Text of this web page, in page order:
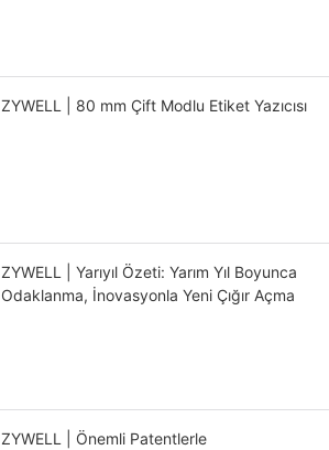
ZYWELL | 80 mm Çift Modlu Etiket Yazıcısı
ZYWELL | Yarıyıl Özeti: Yarım Yıl Boyunca
Odaklanma, İnovasyonla Yeni Çığır Açma
ZYWELL | Önemli Patentlerle